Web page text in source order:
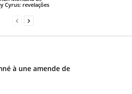
Cyrus: revelações
à une amende de